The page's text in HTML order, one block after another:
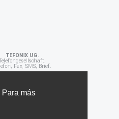
Für weitere
Para más
TEFONIX UG.
Fax, SMS, Brief.